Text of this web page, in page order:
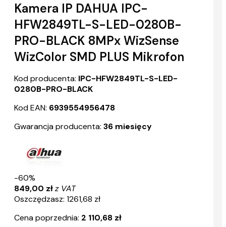
Kamera IP DAHUA IPC-
HFW2849TL-S-LED-0280B-
PRO-BLACK 8MPx WizSense
WizColor SMD PLUS Mikrofon
Kod producenta: IPC-HFW2849TL-S-LED-
0280B-PRO-BLACK
Kod EAN: 6939554956478
Gwarancja producenta: 36 miesięcy
-60%
849,00 złz VAT
Oszczędzasz: 1261,68 zł
Cena poprzednia: 2 110,68 zł